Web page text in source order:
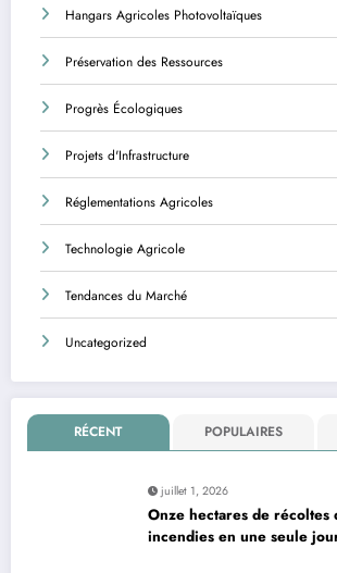
Hangars Agricoles Photovoltaïques
Préservation des Ressources
Progrès Écologiques
Projets d'Infrastructure
Réglementations Agricoles
Technologie Agricole
Tendances du Marché
Uncategorized
RÉCENT POPULAIRES
juillet 1, 2026
Onze hectares de récoltes
incendies en une seule